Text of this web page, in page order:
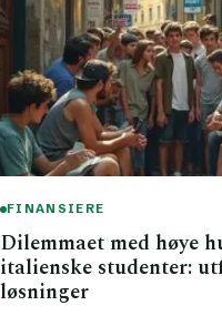
FINANSIERE
Dilemmaet med høye
italienske studenter:
løsninger